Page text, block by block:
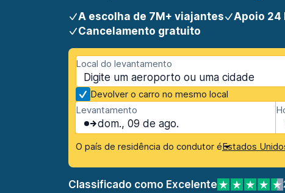
A escolha de 7M+ viajantes
Apoio 24
Cancelamento gratuito
Local do levantamento
Devolver o carro no mesmo local
Levantamento
dom., 09 de ago.
O país de residência do condutor éEstados
Classificado como Excelente